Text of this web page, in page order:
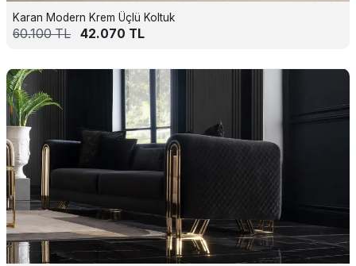
Karan Modern Krem Üçlü Koltuk
60.100TL 42.070 TL